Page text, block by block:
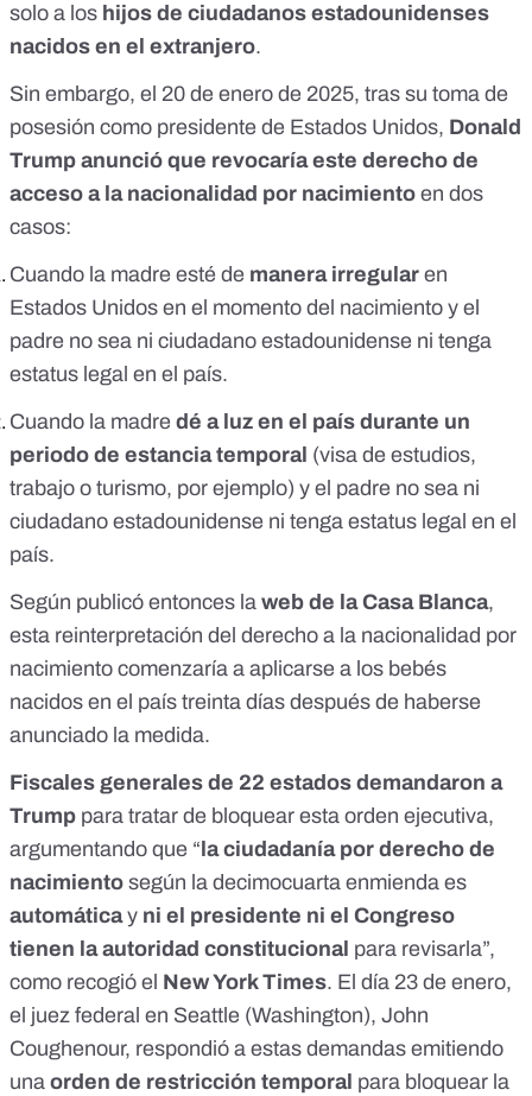
solo a los hijos de ciudadanos estadounidenses
nacidos en el extranjero.
Sin embargo, el 20 de enero de 2025, tras su toma de
posesión como presidente de Estados Unidos, Donald
Trump anunció que revocaría este derecho de
acceso a la nacionalidad por nacimiento en dos
casos:
Cuando la madre esté de manera irregular en
Estados Unidos en el momento del nacimiento y el
padre no sea ni ciudadano estadounidense ni tenga
estatus legal en el país.
Cuando la madre dé a luz en el país durante un
periodo de estancia temporal (visa de estudios,
trabajo o turismo, por ejemplo) y el padre no sea ni
ciudadano estadounidense ni tenga estatus legal en el
país.
Según publicó entonces la web de la Casa Blanca,
esta reinterpretación del derecho a la nacionalidad por
nacimiento comenzaría a aplicarse a los bebés
nacidos en el país treinta días después de haberse
anunciado la medida.
Fiscales generales de 22 estados demandaron a
Trump para tratar de bloquear esta orden ejecutiva,
argumentando que “ la ciudadanía por derecho de
nacimiento según la decimocuarta enmienda es
automáticay ni el presidente ni el Congreso
tienen la autoridad constitucional para revisarla”,
como recogió el New York Times. El día 23 de enero,
el juez federal en Seattle (Washington), John
Coughenour, respondió a estas demandas emitiendo
una orden de restricción temporal para bloquear la